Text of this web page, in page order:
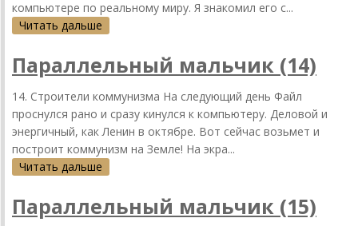
компьютере по реальному миру. Я знакомил его с...
Читать дальше
Параллельный мальчик (14)
14. Строители коммунизма На следующий день Файл
проснулся рано и сразу кинулся к компьютеру. Деловой и
энергичный, как Ленин в октябре. Вот сейчас возьмет и
построит коммунизм на Земле! На экра...
Читать дальше
Параллельный мальчик (15)